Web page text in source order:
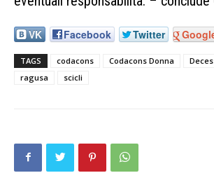
VK Facebook Twitter
TAGS codacons Codacons Donna
ragusa
scicli